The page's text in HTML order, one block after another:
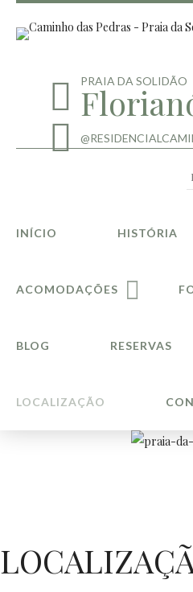
PRAIA DA SOLIDÃO
INÍCIO HISTÓRIA
ACOMODAÇÕES
BLOG RESERVAS
LOCALIZAÇÃO